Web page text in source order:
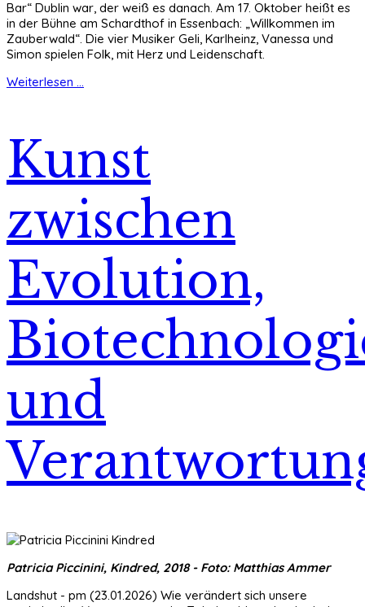
Bar“ Dublin war, der weiß es danach. Am 17. Oktober heißt es
in der Bühne am Schardthof in Essenbach: „Willkommen im
Zauberwald“. Die vier Musiker Geli, Karlheinz, Vanessa und
Simon spielen Folk, mit Herz und Leidenschaft.
Weiterlesen ...
Kunst
zwischen
Evolution,
und
Patricia Piccinini, Kindred, 2018 - Foto: Matthias Ammer
Landshut - pm (23.01.2026) Wie verändert sich unsere